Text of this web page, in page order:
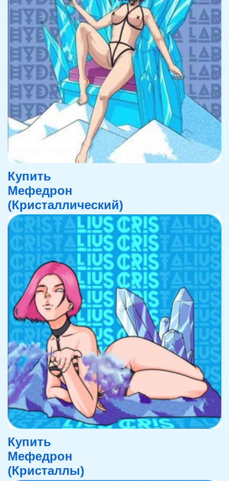
Купить
Мефедрон
(Кристаллический)
Купить
Мефедрон
(Кристаллы)